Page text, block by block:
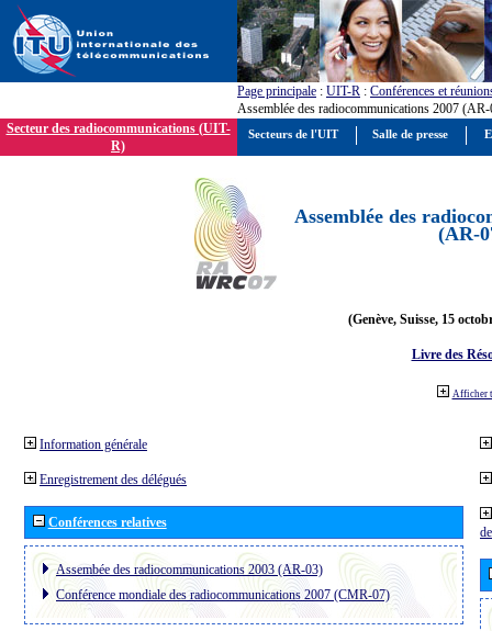
Page principale : UIT-R : Conférences et
Assemblée des radiocommunications 2007
Secteur des radiocommunications (UIT-
R)
Assemblée des
(AR-
(Genève, Suisse, 15
Livre des
Afficher
Information générale
Enregistrement des délégués
Conférences relatives
Assembée des radiocommunications 2003 (AR-03)
Conférence mondiale des radiocommunications 2007 (CMR-07)
Secteurs de l'UIT Salle de presse